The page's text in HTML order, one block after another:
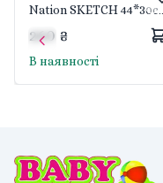
Nation SKETCH 44*30см
24арк 200gsm на
у плівці XQSU3200
Josefotten
260 ₴
В наявності